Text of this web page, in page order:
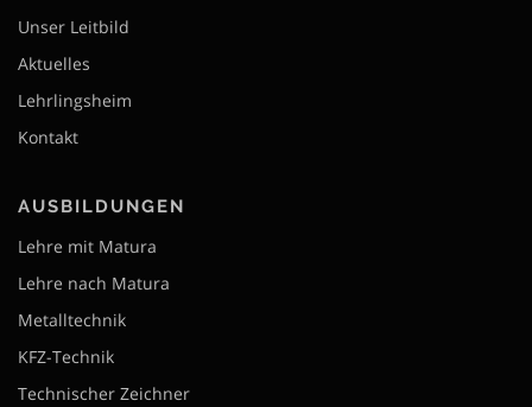
Unser Leitbild
Aktuelles
Lehrlingsheim
Kontakt
AUSBILDUNGEN
Lehre mit Matura
Lehre nach Matura
Metalltechnik
KFZ-Technik
Technischer Zeichner